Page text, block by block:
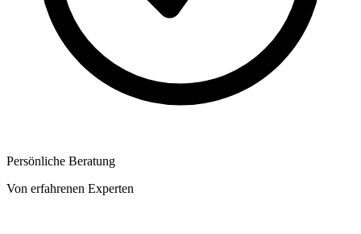
Persönliche Beratung
Von erfahrenen Experten